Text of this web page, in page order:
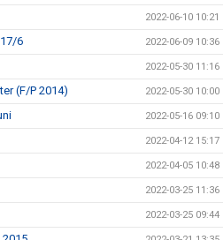
2022-06-10 10:21
6 2022-06-09 10:36
2022-05-30 11:16
(F/P 2014) 2022-05-30 10:00
2022-05-16 09:10
2022-04-12 15:17
2022-04-05 10:48
2022-03-25 11:36
2022-03-25 09:44